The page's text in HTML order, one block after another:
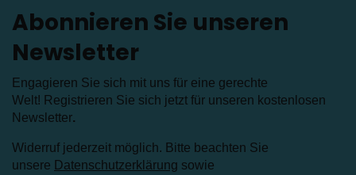
Abonnieren Sie unseren
Newsletter
Engagieren Sie sich mit uns für eine gerechte
Welt! Registrieren Sie sich jetzt für unseren kostenlosen
Newsletter.
Widerruf jederzeit möglich. Bitte beachten Sie
unsere Datenschutzerklärung sowie